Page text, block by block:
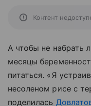
Контент
А чтобы не набрать
месяцы
питаться. «Я
несоленом рисе с
поделилась